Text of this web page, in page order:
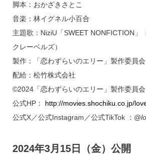
脚本：おかざきさとこ
音楽：林イグネル小百合
主題歌：NiziU「SWEET NONFICTION」
クレーベルズ）
製作：「恋わずらいのエリー」製作委員会
配給：松竹株式会社
©2024「恋わずらいのエリー」製作委員
公式HP： http://movies.shochiku.co.jp/
公式X／公式Instagram／公式TikTok ：@
2024年3月15日（金）公開